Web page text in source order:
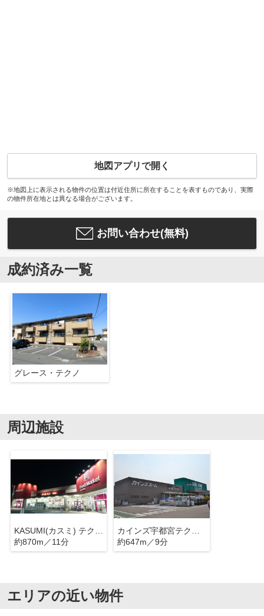
地図アプリで開く
※地図上に表示される物件の位置は付近住所に所在することを表すものであり、実際
の物件所在地とは異なる場合がございます。
お問い合わせ(無料)
成約済み一覧
グレース・テクノ
周辺施設
約870m／11分
約647m／9分
エリアの近い物件